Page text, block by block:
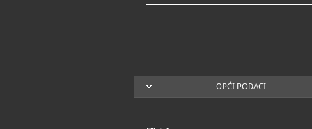
OPĆI PODACI